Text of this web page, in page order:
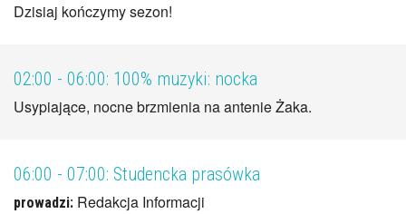
Dzisiaj kończymy sezon!
02:00 - 06:00: 100% muzyki: nocka
Usypiające, nocne brzmienia na antenie Żaka.
06:00 - 07:00: Studencka prasówka
prowadzi: Redakcja Informacji